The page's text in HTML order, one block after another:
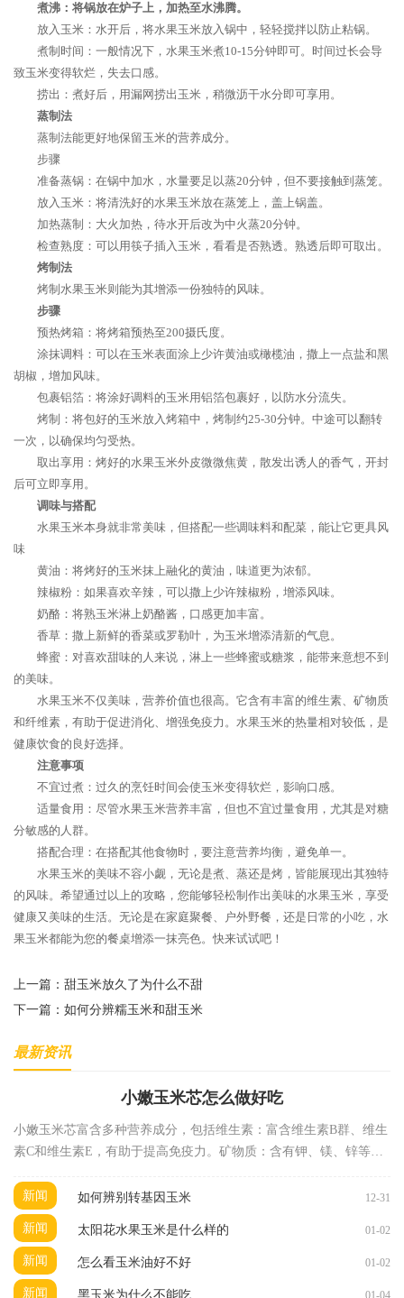
煮沸：将锅放在炉子上，加热至水沸腾。
放入玉米：水开后，将水果玉米放入锅中，轻轻搅拌以防止粘锅。
煮制时间：一般情况下，水果玉米煮10-15分钟即可。时间过长会导
致玉米变得软烂，失去口感。
捞出：煮好后，用漏网捞出玉米，稍微沥干水分即可享用。
蒸制法
蒸制法能更好地保留玉米的营养成分。
步骤
准备蒸锅：在锅中加水，水量要足以蒸20分钟，但不要接触到蒸笼。
放入玉米：将清洗好的水果玉米放在蒸笼上，盖上锅盖。
加热蒸制：大火加热，待水开后改为中火蒸20分钟。
检查熟度：可以用筷子插入玉米，看看是否熟透。熟透后即可取出。
烤制法
烤制水果玉米则能为其增添一份独特的风味。
步骤
预热烤箱：将烤箱预热至200摄氏度。
涂抹调料：可以在玉米表面涂上少许黄油或橄榄油，撒上一点盐和黑
胡椒，增加风味。
包裹铝箔：将涂好调料的玉米用铝箔包裹好，以防水分流失。
烤制：将包好的玉米放入烤箱中，烤制约25-30分钟。中途可以翻转
一次，以确保均匀受热。
取出享用：烤好的水果玉米外皮微微焦黄，散发出诱人的香气，开封
后可立即享用。
调味与搭配
水果玉米本身就非常美味，但搭配一些调味料和配菜，能让它更具风
味
黄油：将烤好的玉米抹上融化的黄油，味道更为浓郁。
辣椒粉：如果喜欢辛辣，可以撒上少许辣椒粉，增添风味。
奶酪：将熟玉米淋上奶酪酱，口感更加丰富。
香草：撒上新鲜的香菜或罗勒叶，为玉米增添清新的气息。
蜂蜜：对喜欢甜味的人来说，淋上一些蜂蜜或糖浆，能带来意想不到
的美味。
水果玉米不仅美味，营养价值也很高。它含有丰富的维生素、矿物质
和纤维素，有助于促进消化、增强免疫力。水果玉米的热量相对较低，是
健康饮食的良好选择。
注意事项
不宜过煮：过久的烹饪时间会使玉米变得软烂，影响口感。
适量食用：尽管水果玉米营养丰富，但也不宜过量食用，尤其是对糖
分敏感的人群。
搭配合理：在搭配其他食物时，要注意营养均衡，避免单一。
水果玉米的美味不容小觑，无论是煮、蒸还是烤，皆能展现出其独特
的风味。希望通过以上的攻略，您能够轻松制作出美味的水果玉米，享受
健康又美味的生活。无论是在家庭聚餐、户外野餐，还是日常的小吃，水
果玉米都能为您的餐桌增添一抹亮色。快来试试吧！
上一篇： 甜玉米放久了为什么不甜
下一篇： 如何分辨糯玉米和甜玉米
最新资讯
小嫩玉米芯怎么做好吃
小嫩玉米芯富含多种营养成分，包括维生素：富含维生素B群、维生
素C和维生素E，有助于提高免疫力。矿物质：含有钾、镁、锌等矿
新闻
如何辨别转基因玉米 12-31
新闻 太阳花水果玉米是什么样的 01-02
新闻 怎么看玉米油好不好 01-02
新闻 黑玉米为什么不能吃 01-04